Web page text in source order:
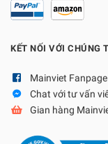
KẾT NỐI VỚI CHÚNG
Mainviet Fanpage
Chat với tư vấn
Gian hàng